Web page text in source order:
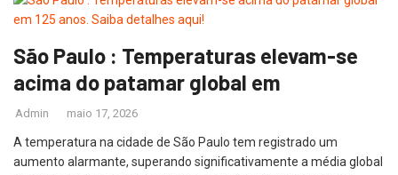
São Paulo : Temperaturas elevam-se
acima do patamar global em
Admin maio 17, 2026
A temperatura na cidade de São Paulo tem registrado um
aumento alarmante, superando significativamente a média global